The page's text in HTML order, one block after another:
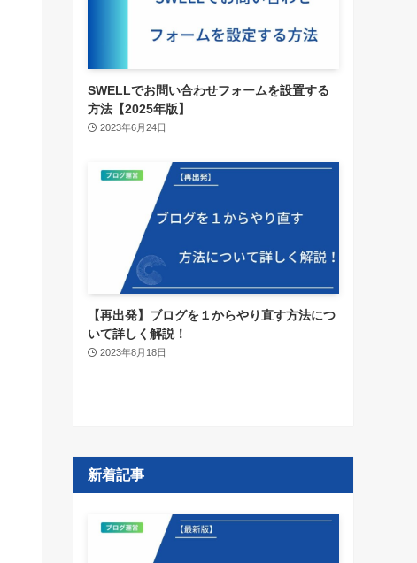
SWELLでお問い合わせフォームを設置する
方法【2025年版】
2023年6月24日
【再出発】ブログを１からやり直す方法につ
いて詳しく解説！
2023年8月18日
新着記事